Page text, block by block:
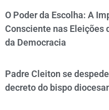
O Poder da Escolha: A
Consciente nas Eleições
da Democracia
Padre Cleiton se
decreto do bispo